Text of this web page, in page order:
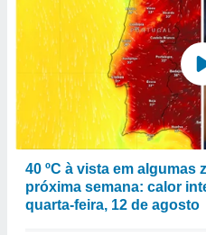
40 ºC à vista em algumas
próxima semana: calor
quarta-feira, 12 de agosto